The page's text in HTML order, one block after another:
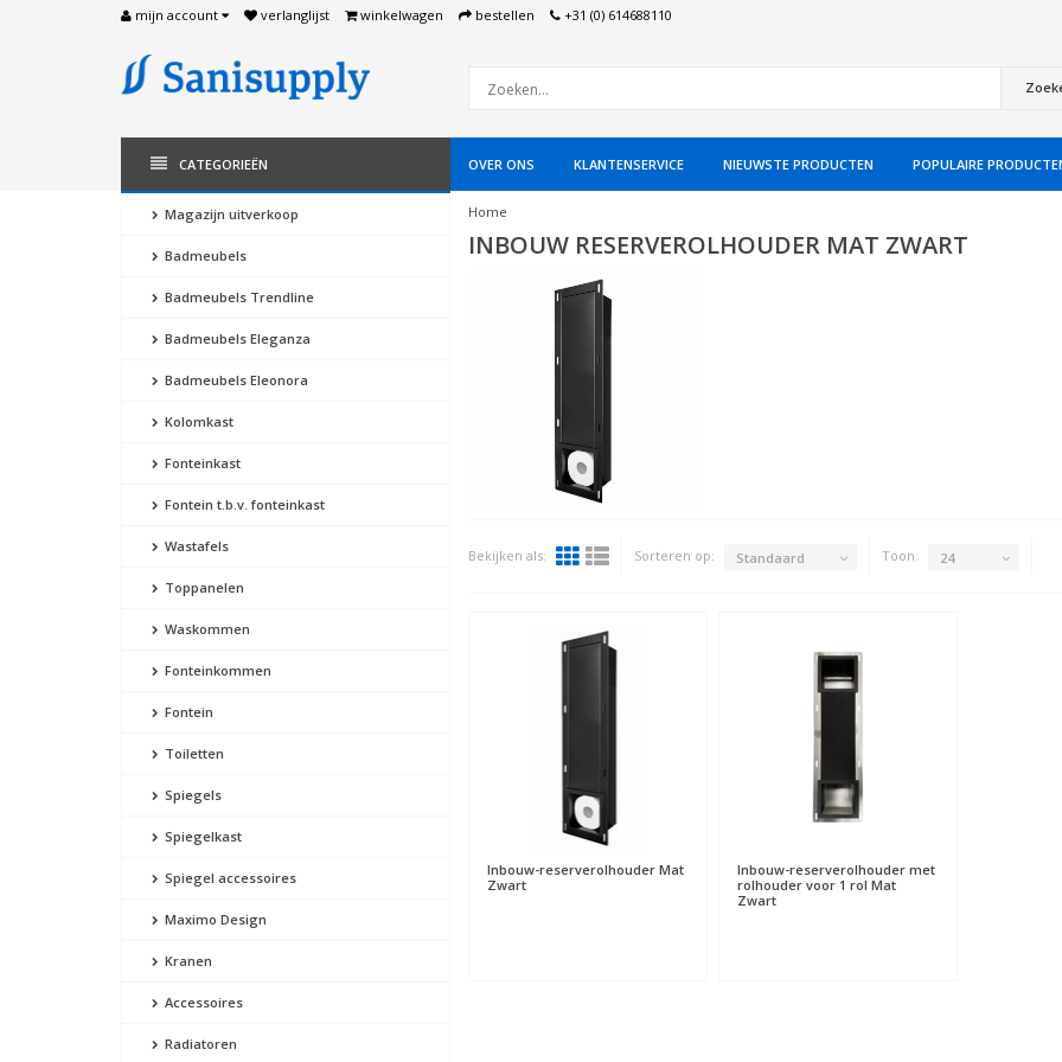
mijn account verlanglijst winkelwagen bestellen +31 (0) 614688110
CATEGORIEËN OVER ONS KLANTENSERVICE NIEUWSTE PRODUCTEN POPULAIRE
Magazijn uitverkoop
Badmeubels
Badmeubels Trendline
Badmeubels Eleganza
Badmeubels Eleonora
Kolomkast
Fonteinkast
Fontein t.b.v. fonteinkast
Wastafels
Toppanelen
Waskommen
Fonteinkommen
Fontein
Toiletten
Spiegels
Spiegelkast
Spiegel accessoires
Maximo Design
Kranen
Accessoires
Radiatoren
Home
INBOUW RESERVEROLHOUDER MAT ZWART
Bekijken als: Sorteren op: Standaard Toon: 24
Inbouw-reserverolhouder Mat
Zwart
Inbouw-reserverolhouder met
rolhouder voor 1 rol Mat
Zwart